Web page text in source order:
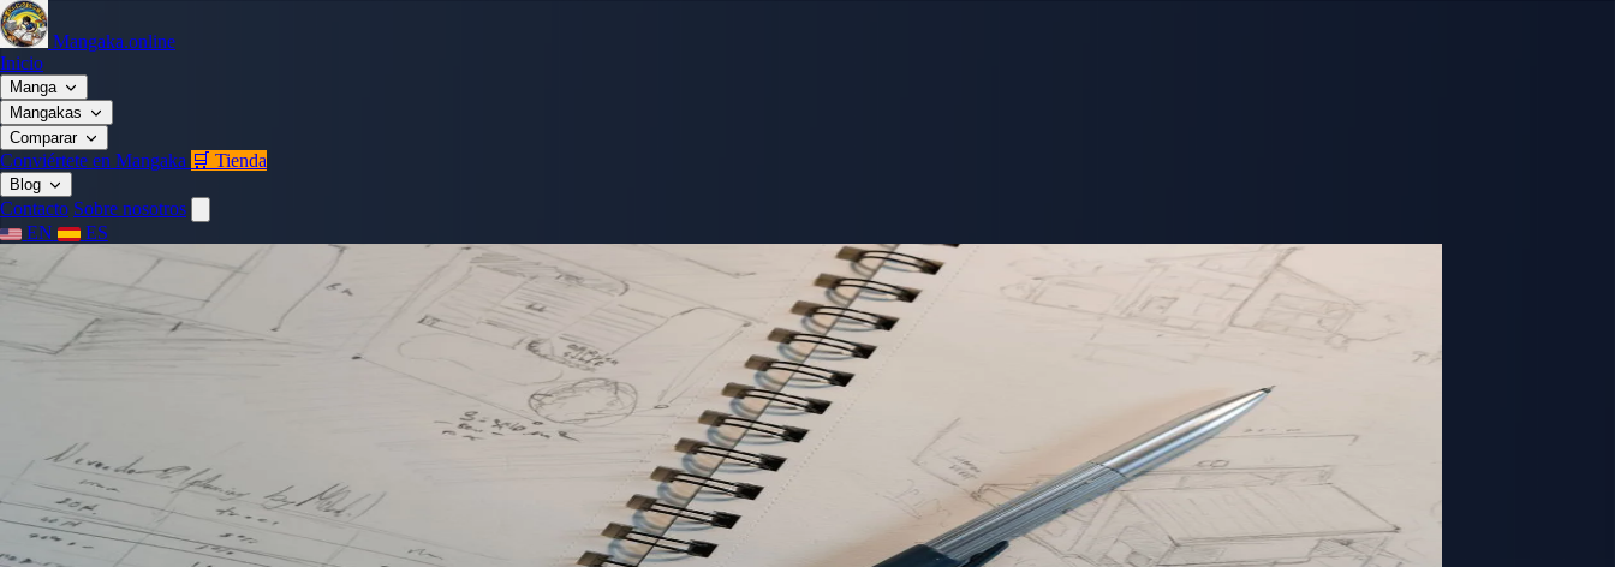
Mangaka.online
Inicio
Manga
Mangakas
Comparar
Conviértete en Mangaka 🛒 Tienda
Blog
Contacto Sobre nosotros
EN
ES